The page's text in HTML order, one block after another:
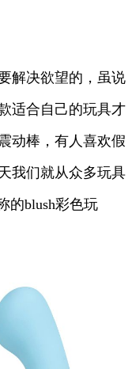
解决欲望的，虽说
适合自己的玩具才
动棒，有人喜欢假
我们就从众多玩具
的blush彩色玩